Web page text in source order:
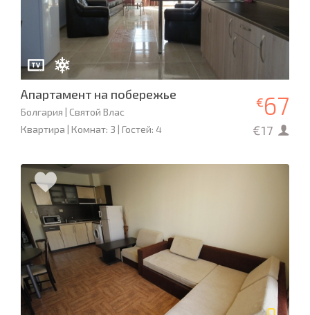
Апартамент на побережье
Болгария | Святой Влас
Квартира | Комнат: 3 | Гостей: 4
€67
€17